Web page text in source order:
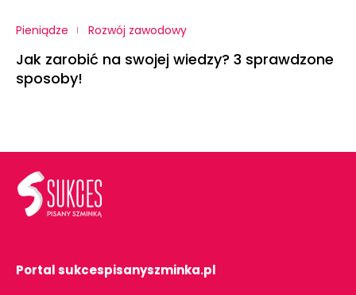
Pieniądze Rozwój zawodowy
Jak zarobić na swojej wiedzy? 3 sprawdzone
sposoby!
Portal sukcespisanyszminka.pl